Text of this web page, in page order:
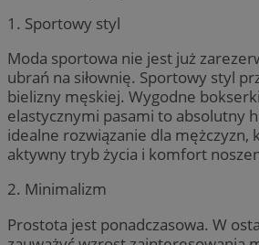
1. Sportowy styl
Moda sportowa nie jest już
ubrań na siłownię. Sportowy styl
bielizny męskiej. Wygodne
elastycznymi pasami to absolutny
idealne rozwiązanie dla mężczyzn,
aktywny tryb życia i komfort
2. Minimalizm
Prostota jest ponadczasowa. W